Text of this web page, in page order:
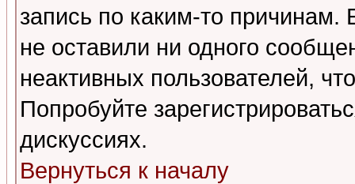
запись по каким-то
не оставили ни одного
неактивных пользователей,
Попробуйте
дискуссиях.
Вернуться к началу